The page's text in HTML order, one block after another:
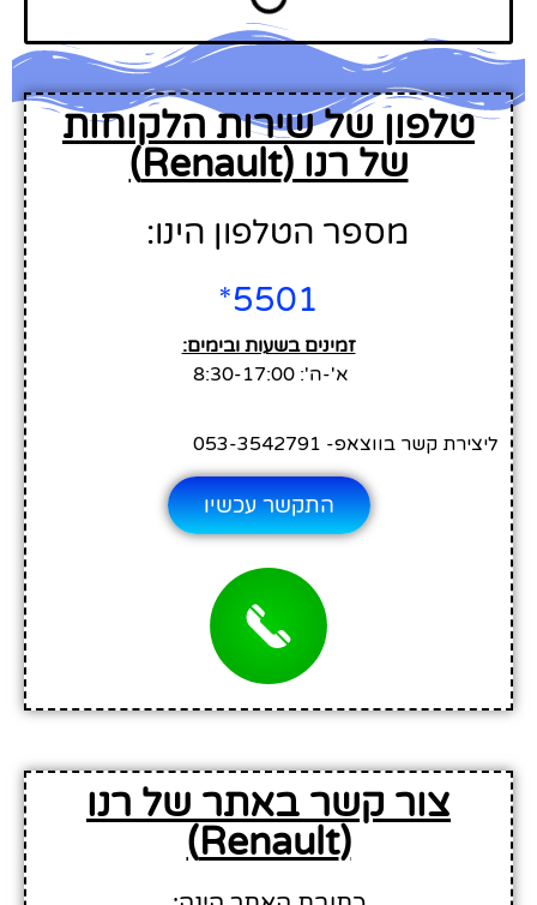
טלפון של שירות הלקוחות
של רנו (Renault)
מספר הטלפון הינו:
5501*
זמינים בשעות ובימים:
א'-ה': 8:30-17:00
ליצירת קשר בווצאפ- 053-3542791
התקשר עכשיו
צור קשר באתר של רנו
(Renault)